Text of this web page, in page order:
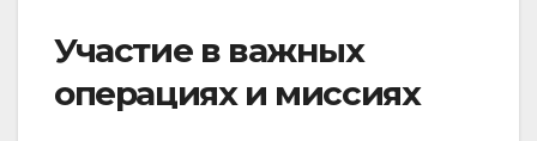
Участие в важных
операциях и миссиях